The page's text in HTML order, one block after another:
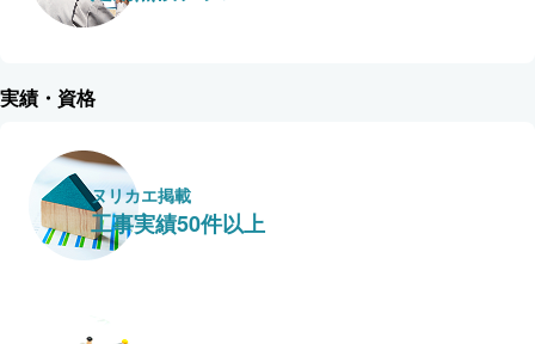
実績・資格
ヌリカエ掲載
工事実績50件以上